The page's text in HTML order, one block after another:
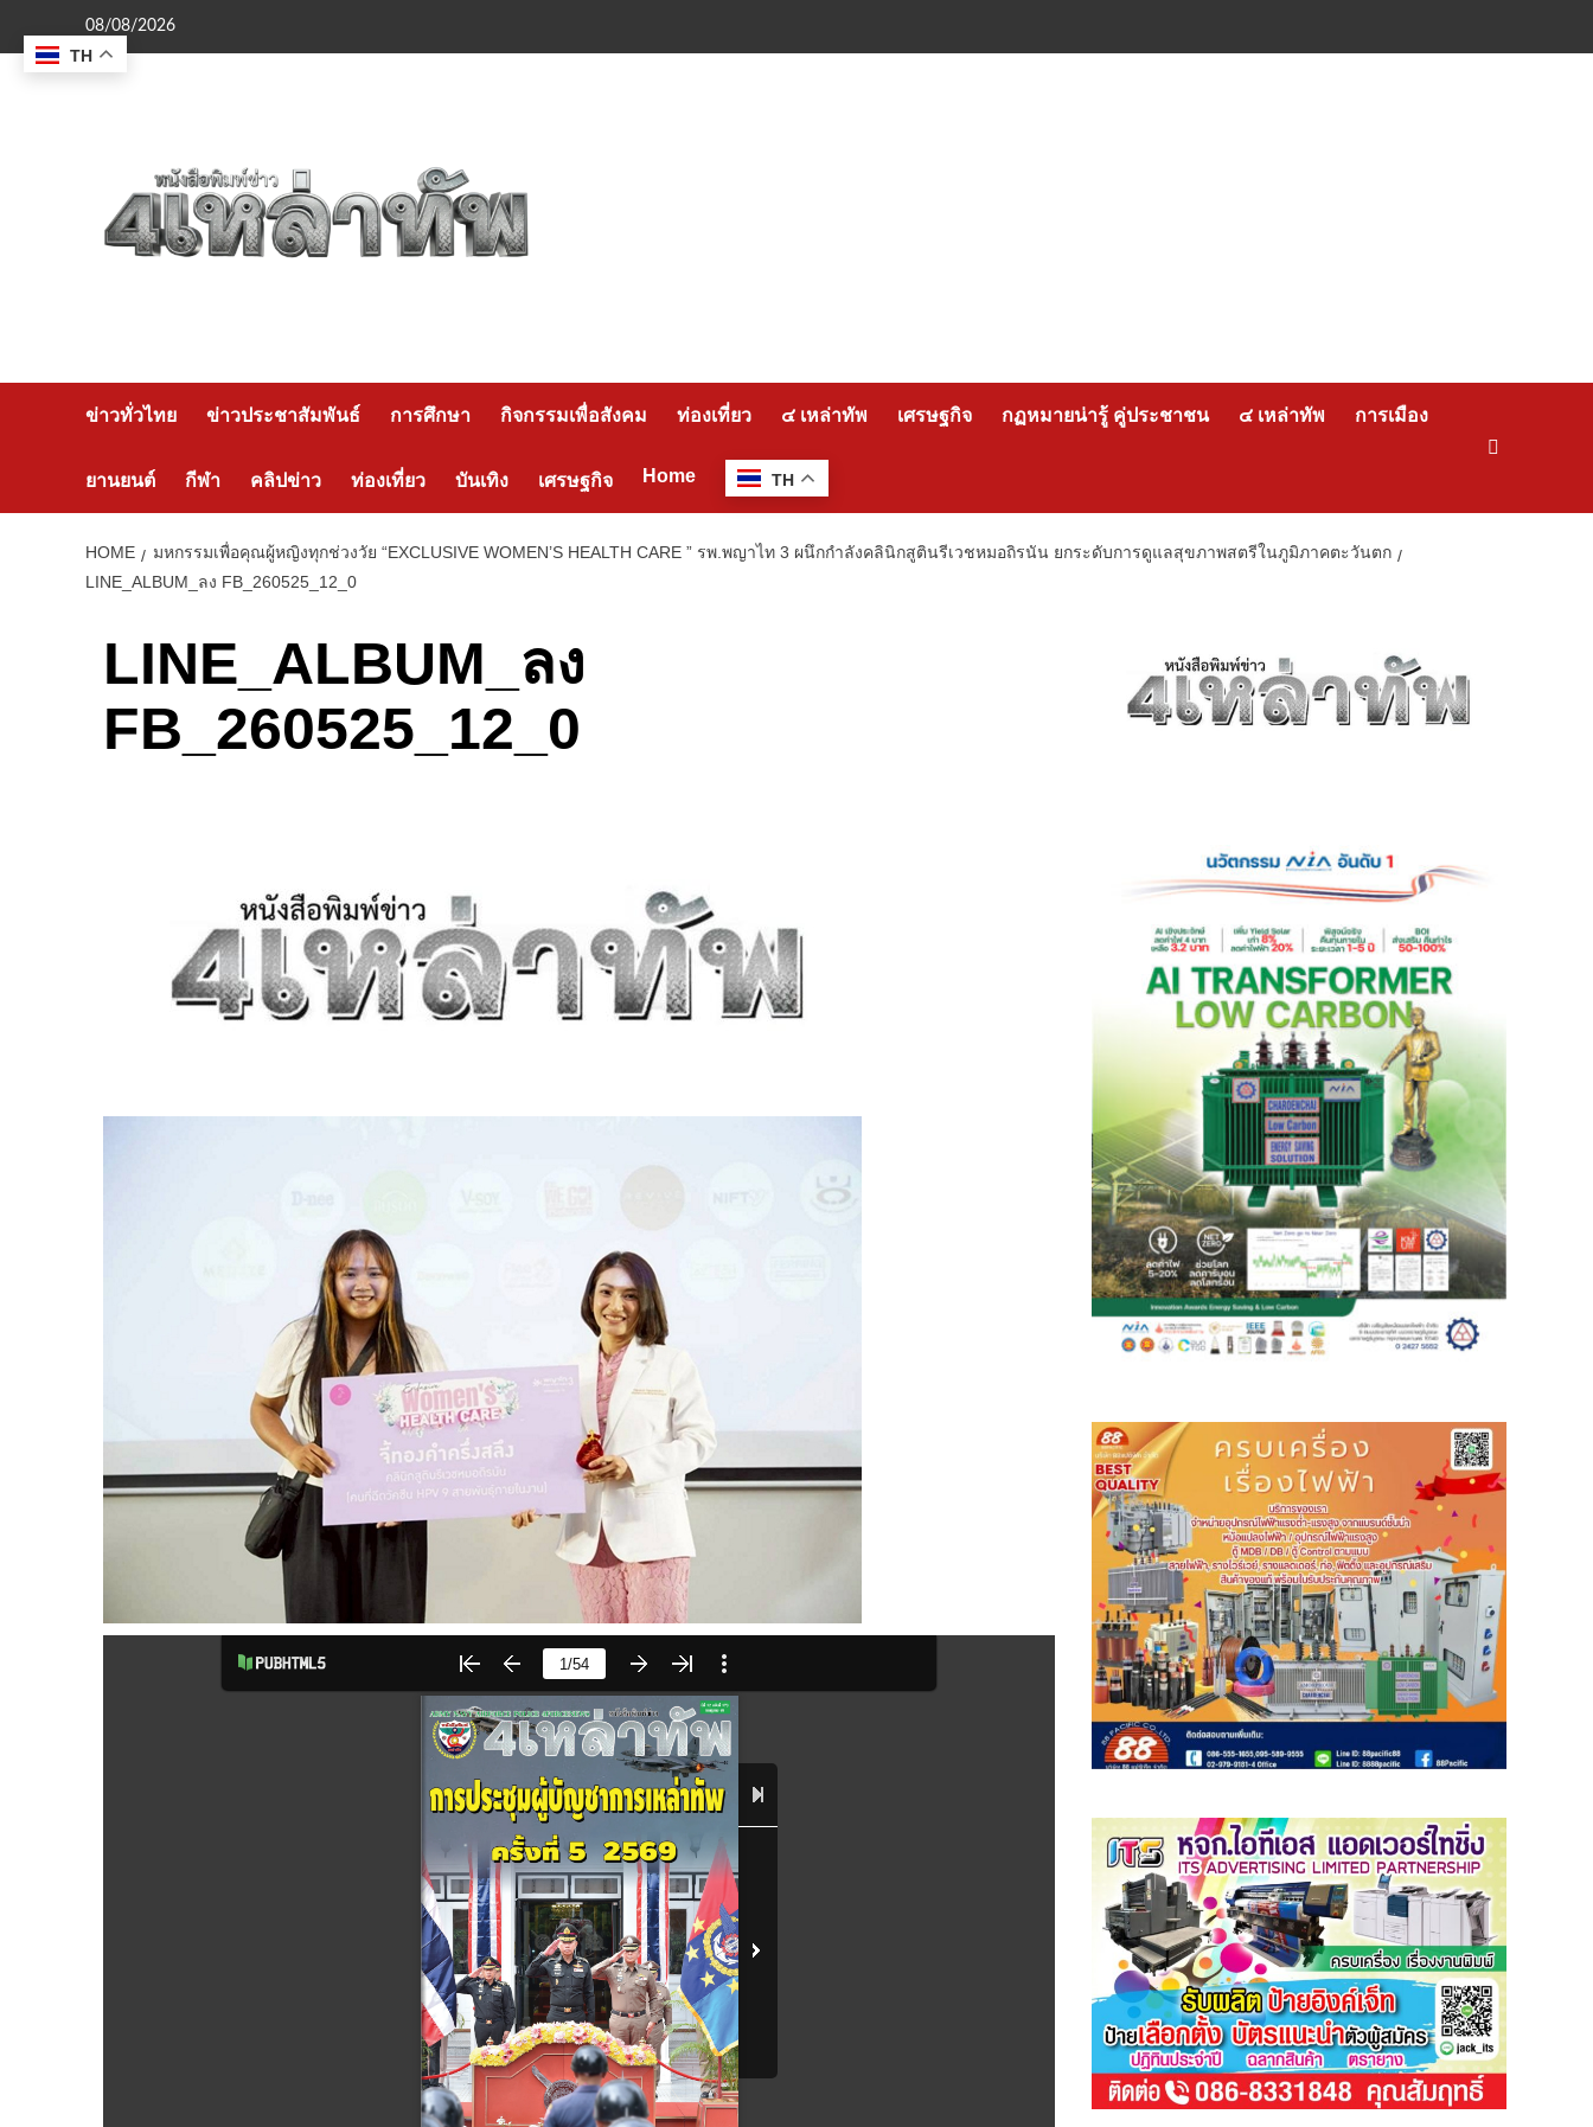
content
08/08/2026
ข่าวทั่วไทย ข่าวประชาสัมพันธ์ การศึกษา กิจกรรมเพื่อสังคม ท่องเที่ยว ๔ เหล่าทัพ เศรษฐกิจ กฏหมายน่ารู้ คู่ประชาชน ๔ เหล่าทัพ การเมือง
ยานยนต์ กีฬา คลิปข่าว ท่องเที่ยว บันเทิง เศรษฐกิจ Home TH
HOME
มหกรรมเพื่อคุณผู้หญิงทุกช่วงวัย “EXCLUSIVE WOMEN’S HEALTH CARE ” รพ.พญาไท 3 ผนึกกำลังคลินิกสูตินรีเวชหมอถิรนัน ยกระดับการดูแลสุขภาพสตรีในภูมิภาคตะวันตก
LINE_ALBUM_ลง FB_260525_12_0
LINE_ALBUM_ลง
FB_260525_12_0
TH